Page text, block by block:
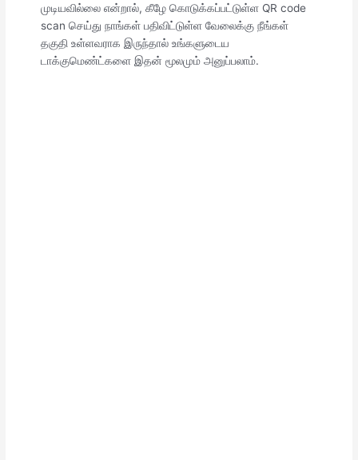
முடியவில்லை என்றால், கீழே கொடுக்கப்பட்டுள்ள QR code
scan செய்து நாங்கள் பதிவிட்டுள்ள வேலைக்கு நீங்கள்
தகுதி உள்ளவராக இருந்தால் உங்களுடைய
டாக்குமெண்ட்களை இதன் மூலமும் அனுப்பலாம்.